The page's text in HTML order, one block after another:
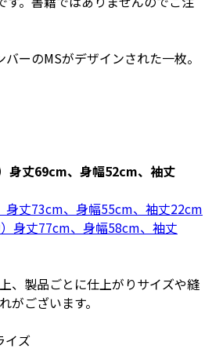
ーのMSがデザインされた一枚。
身丈69cm、身幅52cm、袖丈
身丈73cm、身幅55cm、袖丈22cm
身丈77cm、身幅58cm、袖丈
、製品ごとに仕上がりサイズや縫
がございます。
イズ